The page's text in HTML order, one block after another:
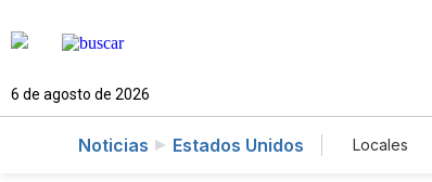
6 de agosto de 2026
Noticias Estados Unidos Locales